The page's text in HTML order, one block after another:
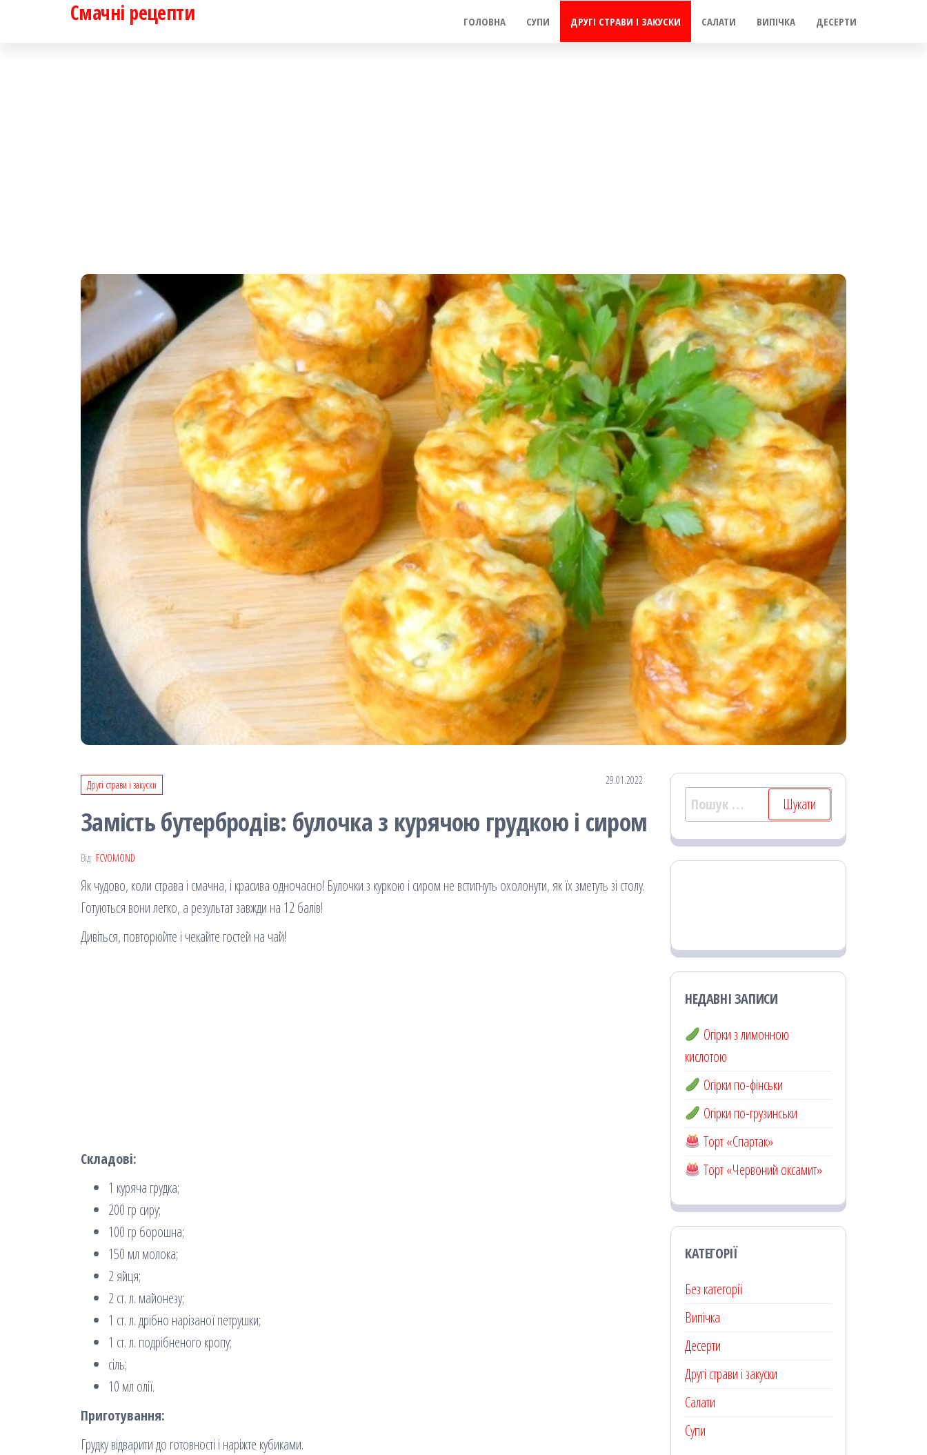
Смачні рецепти ГОЛОВНА СУПИ ДРУГІ СТРАВИ І ЗАКУСКИ САЛАТИ ВИПІЧКА ДЕСЕРТИ
Другі страви і закуски 29.01.2022
Замість бутербродів: булочка з курячою грудкою і сиром
Від FCVOMOND
Як чудово, коли страва і смачна, і красива одночасно! Булочки з куркою і сиром не встигнуть охолонути, як їх зметуть зі столу.
Готуються вони легко, а результат завжди на 12 балів!
Дивіться, повторюйте і чекайте гостей на чай!
Складові:
1 куряча грудка;
200 гр сиру;
100 гр борошна;
150 мл молока;
2 яйця;
2 ст. л. майонезу;
1 ст. л. дрібно нарізаної петрушки;
1 ст. л. подрібненого кропу;
сіль;
10 мл олії.
Приготування:
Грудку відварити до готовності і наріжте кубиками.
Пошук:
НЕДАВНІ ЗАПИСИ
Огірки з лимонною
кислотою
Огірки по-фінськи
Огірки по-грузинськи
Торт «Спартак»
Торт «Червоний оксамит»
КАТЕГОРІЇ
Без категорії
Випічка
Десерти
Другі страви і закуски
Салати
Супи